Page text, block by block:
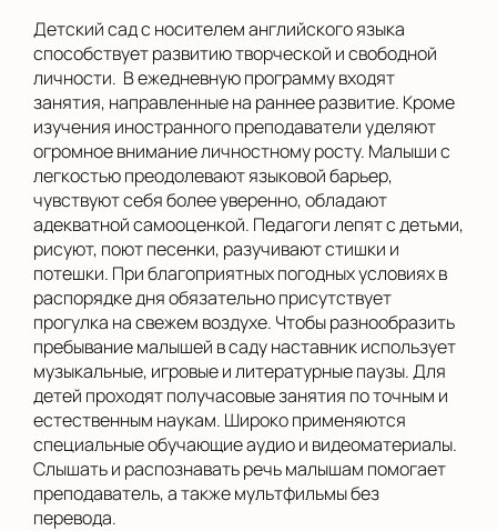
Детский сад с носителем английского языка
способствует развитию творческой и свободной
личности. В ежедневную программу входят
занятия, направленные на раннее развитие. Кроме
изучения иностранного преподаватели уделяют
огромное внимание личностному росту. Малыши с
легкостью преодолевают языковой барьер,
чувствуют себя более уверенно, обладают
адекватной самооценкой. Педагоги лепят с детьми,
рисуют, поют песенки, разучивают стишки и
потешки. При благоприятных погодных условиях в
распорядке дня обязательно присутствует
прогулка на свежем воздухе. Чтобы разнообразить
пребывание малышей в саду наставник использует
музыкальные, игровые и литературные паузы. Для
детей проходят получасовые занятия по точным и
естественным наукам. Широко применяются
специальные обучающие аудио и видеоматериалы.
Слышать и распознавать речь малышам помогает
преподаватель, а также мультфильмы без
перевода.